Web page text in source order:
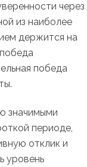
через
из наиболее
держится на
победа
значимыми
периоде,
отклик и
уровень